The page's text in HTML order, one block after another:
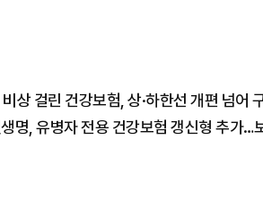
상 걸린 건강보험, 상·하한선 개편 넘어
명, 유병자 전용 건강보험 갱신형 추가…